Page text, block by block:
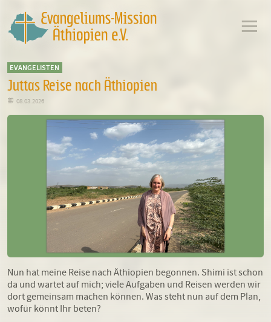
EVANGELISTEN
Juttas Reise nach Äthiopien
 08.03.2026
Nun hat meine Reise nach Äthiopien begonnen. Shimi ist schon
da und wartet auf mich; viele Aufgaben und Reisen werden wir
dort gemeinsam machen können. Was steht nun auf dem Plan,
wofür könnt Ihr beten?